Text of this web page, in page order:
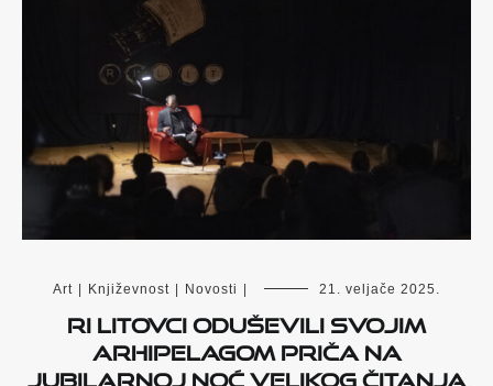
Art Književnost Novosti 21. veljače 2025.
Ri Litovci oduševili svojim
arhipelagom priča na
jubilarnoj Noć velikog čitanja